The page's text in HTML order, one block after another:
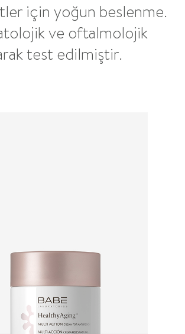
için yoğun beslenme.
ve oftalmolojik
test edilmiştir.